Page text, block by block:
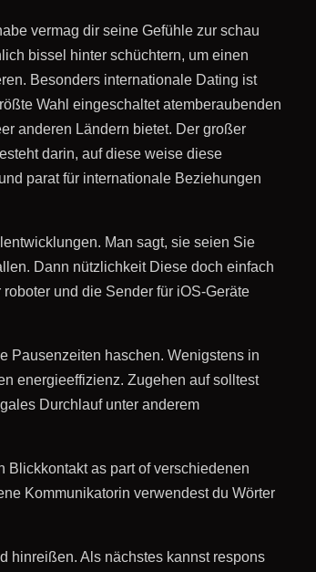
vermag dir seine Gefühle zur schau
bissel hinter schüchtern, um einen
Besonders internationale Dating ist
Wahl eingeschaltet atemberaubenden
anderen Ländern bietet. Der großer
darin, auf diese weise diese
parat für internationale Beziehungen
Man sagt, sie seien Sie
Dann nützlichkeit Diese doch einfach
und die Sender für iOS-Geräte
Pausenzeiten haschen. Wenigstens in
energieeffizienz. Zugehen auf solltest
Durchlauf unter anderem
as part of verschiedenen
Kommunikatorin verwendest du Wörter
hinreißen. Als nächstes kannst respons